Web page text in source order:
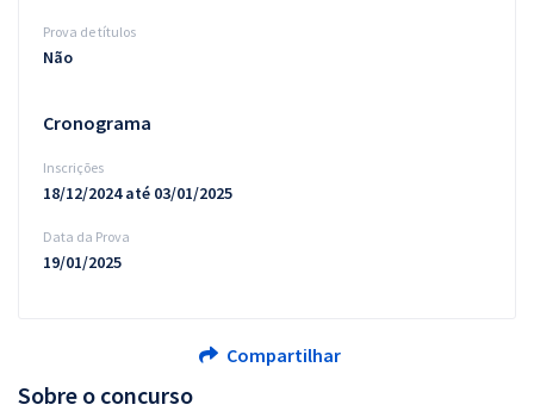
Sobre o concurso
Prova de títulos
Não
Cronograma
Inscrições
18/12/2024 até 03/01/2025
Data da Prova
19/01/2025
Compartilhar